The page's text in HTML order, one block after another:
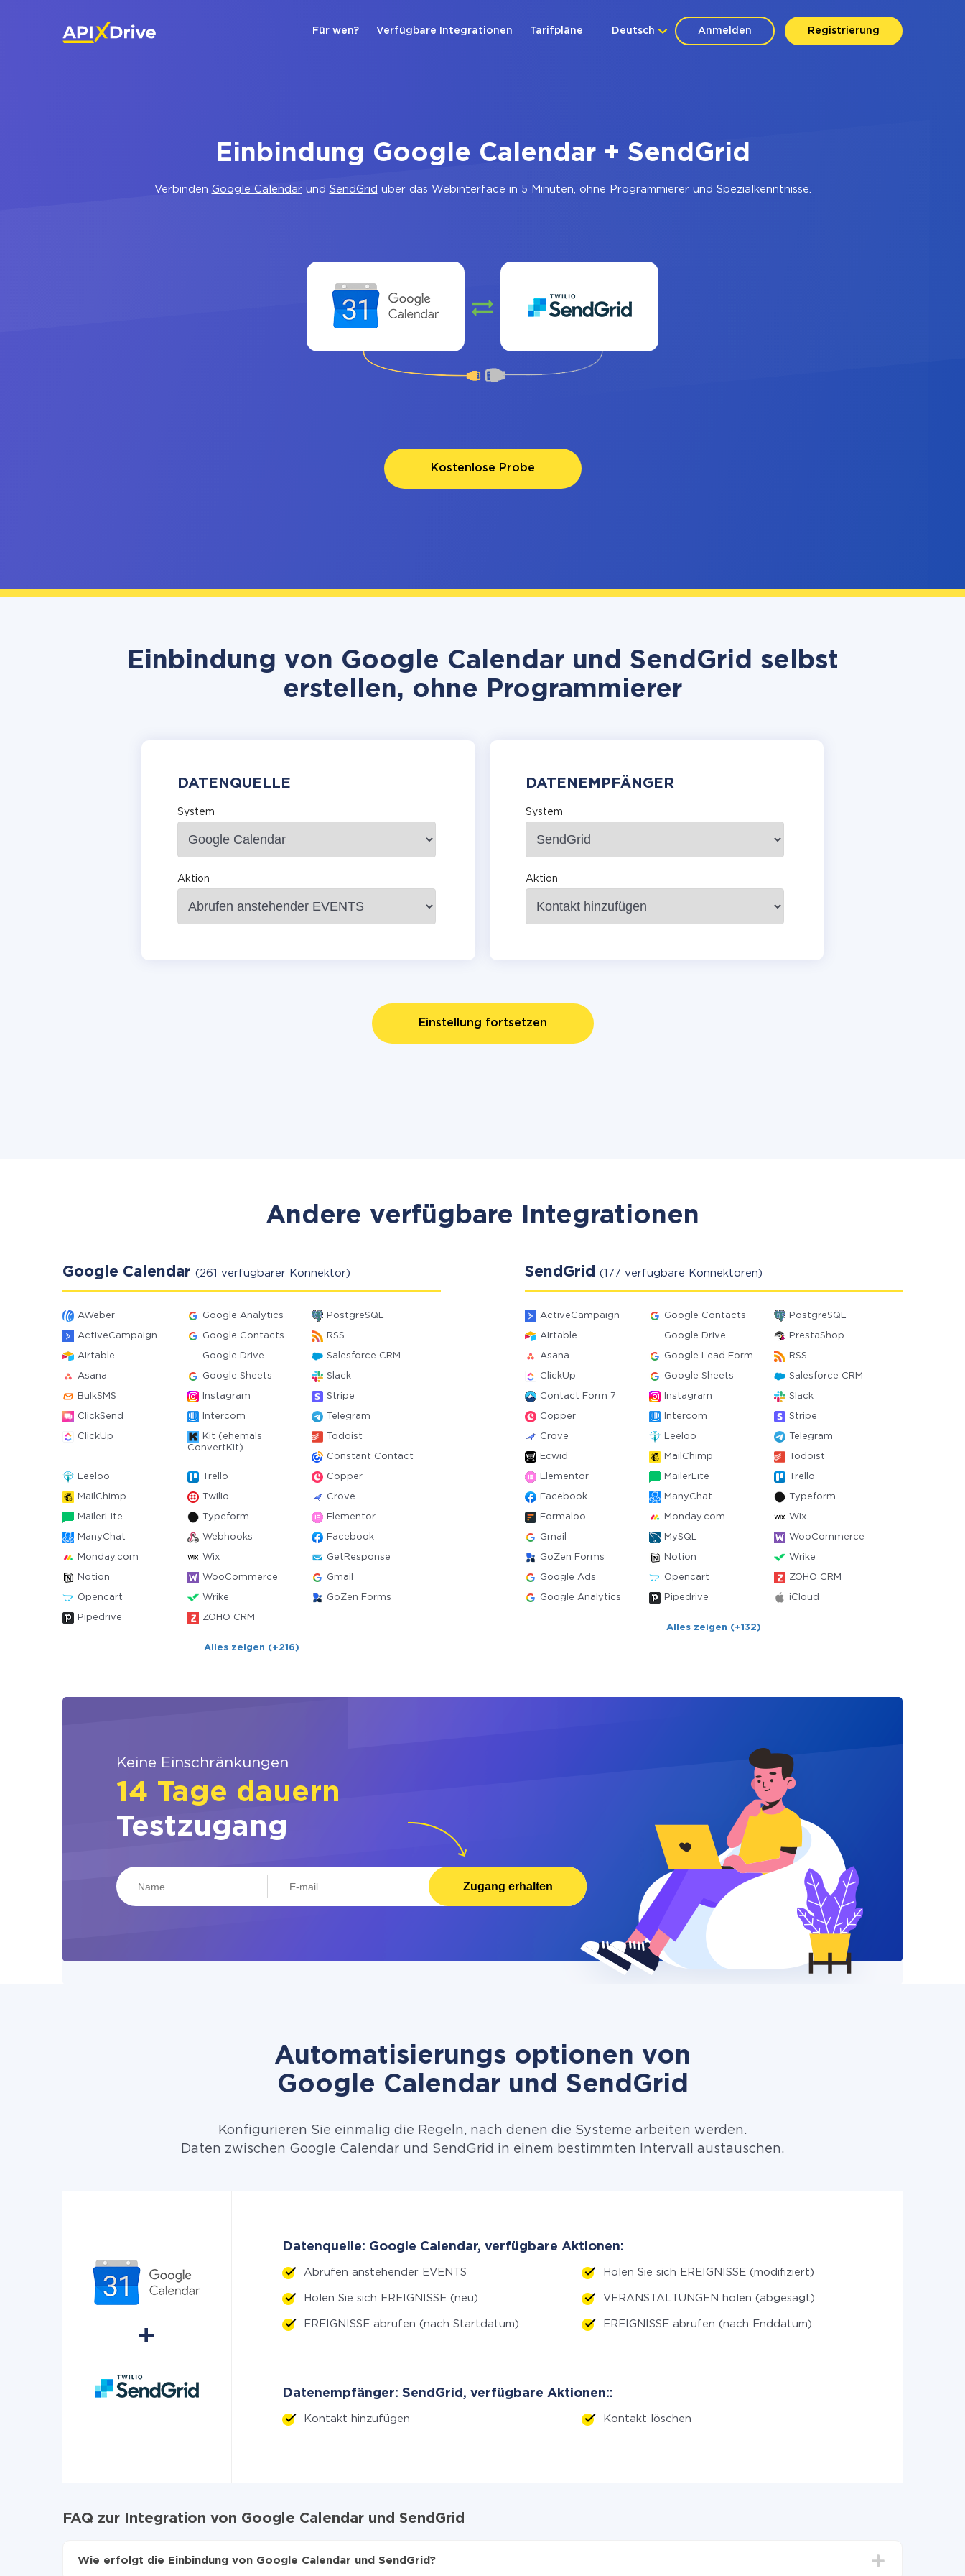
Anmelden Registrierung
Deutsch
Für wen? Verfügbare Integrationen Tarifpläne
Einbindung Google Calendar + SendGrid
Verbinden Google Calendarund SendGrid über das Webinterface in 5 Minuten, ohne Programmierer und Spezialkenntnisse.
Kostenlose Probe
Einbindung von Google Calendar und SendGrid selbst
erstellen, ohne Programmierer
DATENQUELLE
System
Aktion
DATENEMPFÄNGER
System
Aktion
Einstellung fortsetzen
Andere verfügbare Integrationen
Google Calendar (261 verfügbarer Konnektor)
AWeber Google Analytics PostgreSQL
ActiveCampaign Google Contacts RSS
Airtable Google Drive Salesforce CRM
Asana Google Sheets Slack
BulkSMS Instagram Stripe
ClickSend Intercom Telegram
ClickUp
Kit (ehemals
ConvertKit)
Todoist
Constant Contact
Leeloo Trello Copper
MailChimp Twilio Crove
MailerLite Typeform Elementor
ManyChat Webhooks Facebook
Monday.com Wix GetResponse
Notion WooCommerce Gmail
Opencart Wrike GoZen Forms
Pipedrive ZOHO CRM
Alles zeigen (+216)
SendGrid (177 verfügbare Konnektoren)
ActiveCampaign Google Contacts PostgreSQL
Airtable Google Drive PrestaShop
Asana Google Lead Form RSS
ClickUp Google Sheets Salesforce CRM
Contact Form 7 Instagram Slack
Copper Intercom Stripe
Crove Leeloo Telegram
Ecwid MailChimp Todoist
Elementor MailerLite Trello
Facebook ManyChat Typeform
Formaloo Monday.com Wix
Gmail MySQL WooCommerce
GoZen Forms Notion Wrike
Google Ads Opencart ZOHO CRM
Google Analytics Pipedrive iCloud
Alles zeigen (+132)
Keine Einschränkungen
14 Tage dauern
Testzugang
Zugang erhalten
Automatisierungs optionen von
Google Calendar und SendGrid
Konfigurieren Sie einmalig die Regeln, nach denen die Systeme arbeiten werden.
Daten zwischen Google Calendar und SendGrid in einem bestimmten Intervall austauschen.
Datenquelle: Google Calendar, verfügbare Aktionen:
Abrufen anstehender EVENTS Holen Sie sich EREIGNISSE (modifiziert)
Holen Sie sich EREIGNISSE (neu) VERANSTALTUNGEN holen (abgesagt)
EREIGNISSE abrufen (nach Startdatum) EREIGNISSE abrufen (nach Enddatum)
Datenempfänger: SendGrid, verfügbare Aktionen::
Kontakt hinzufügen Kontakt löschen
FAQ zur Integration von Google Calendar und SendGrid
Wie erfolgt die Einbindung von Google Calendar und SendGrid?